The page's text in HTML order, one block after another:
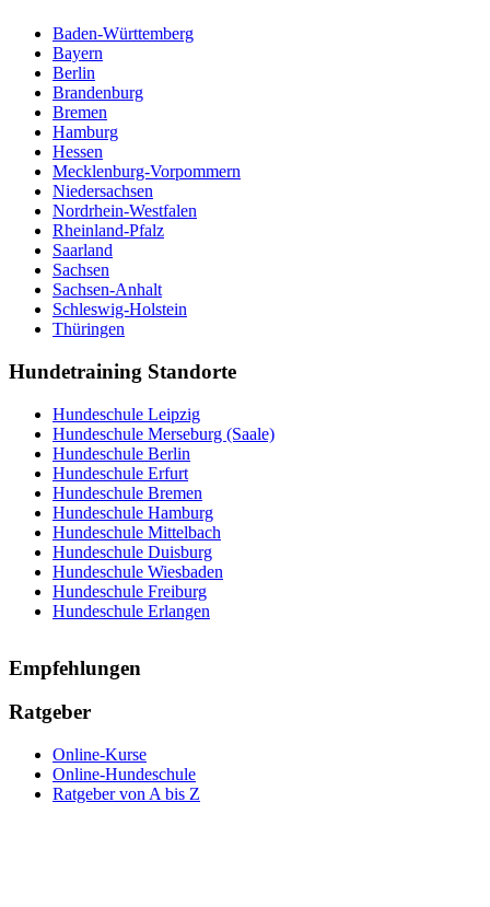
Baden-Württemberg
Bayern
Berlin
Brandenburg
Bremen
Hamburg
Hessen
Mecklenburg-Vorpommern
Niedersachsen
Nordrhein-Westfalen
Rheinland-Pfalz
Saarland
Sachsen
Sachsen-Anhalt
Schleswig-Holstein
Thüringen
Hundetraining Standorte
Hundeschule Leipzig
Hundeschule Merseburg (Saale)
Hundeschule Berlin
Hundeschule Erfurt
Hundeschule Bremen
Hundeschule Hamburg
Hundeschule Mittelbach
Hundeschule Duisburg
Hundeschule Wiesbaden
Hundeschule Freiburg
Hundeschule Erlangen
Empfehlungen
Ratgeber
Online-Kurse
Online-Hundeschule
Ratgeber von A bis Z